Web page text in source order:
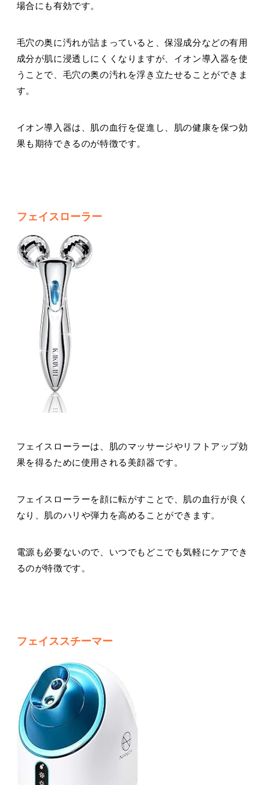
場合にも有効です。
毛穴の奥に汚れが詰まっていると、保湿成分などの有用
成分が肌に浸透しにくくなりますが、イオン導入器を使
うことで、毛穴の奥の汚れを浮き立たせることができま
す。
イオン導入器は、肌の血行を促進し、肌の健康を保つ効
果も期待できるのが特徴です。
フェイスローラー
フェイスローラーは、肌のマッサージやリフトアップ効
果を得るために使用される美顔器です。
フェイスローラーを顔に転がすことで、肌の血行が良く
なり、肌のハリや弾力を高めることができます。
電源も必要ないので、いつでもどこでも気軽にケアでき
るのが特徴です。
フェイススチーマー